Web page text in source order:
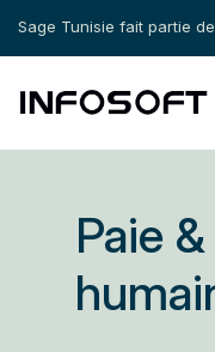
Sage Tunisie fait partie
Paie